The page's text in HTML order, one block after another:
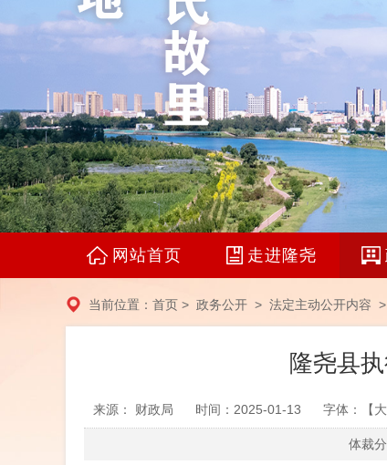
网站首页 走进隆尧
当前位置： 首页 > 政务公开 > 法定主动公开内容 >
隆尧县
来源： 财政局 时间：2025-01-13 字体：【大
体裁